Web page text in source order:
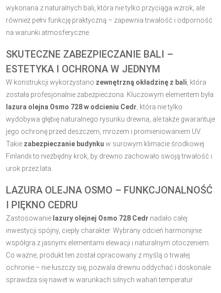
wykonana z naturalnych bali, która nie tylko przyciąga wzrok, ale
również pełni funkcję praktyczną – zapewnia trwałość i odporność
na warunki atmosferyczne.
SKUTECZNE ZABEZPIECZANIE BALI –
ESTETYKA I OCHRONA W JEDNYM
W konstrukcji wykorzystano zewnętrzną okładzinę z bali , która
została profesjonalnie zabezpieczona. Kluczowym elementem była
lazura olejna Osmo 728 w odcieniu Cedr , która nie tylko
wydobywa głębię naturalnego rysunku drewna, ale także gwarantuje
jego ochronę przed deszczem, mrozem i promieniowaniem UV.
Takie zabezpieczanie budynku w surowym klimacie środkowej
Finlandii to niezbędny krok, by drewno zachowało swoją trwałość i
urok przez lata.
LAZURA OLEJNA OSMO – FUNKCJONALNOŚĆ
I PIĘKNO CEDRU
Zastosowanie lazury olejnej Osmo 728 Cedr nadało całej
inwestycji spójny, ciepły charakter. Wybrany odcień harmonijnie
współgra z jasnymi elementami elewacji i naturalnym otoczeniem.
Co ważne, produkt ten został opracowany z myślą o trwałej
ochronie – nie łuszczy się, pozwala drewnu oddychać i doskonale
sprawdza się nawet w warunkach silnych wahań temperatur.